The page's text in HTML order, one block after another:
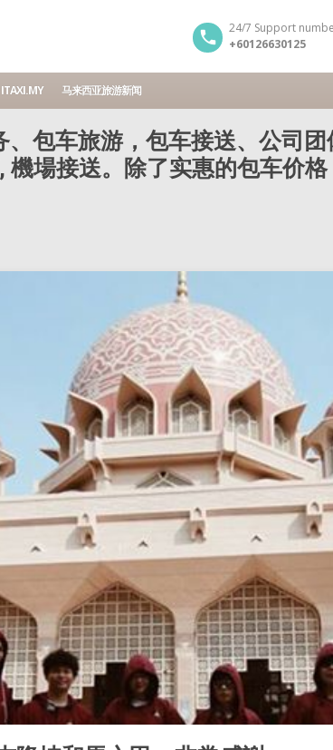
24/7 Support
+60126630125
马来西亚旅游新闻
包车旅游，包车接送、公司
場接送。除了实惠的包车价